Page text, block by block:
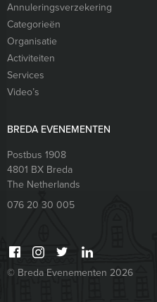
Annuleringsverzekering
Categorieën
Organisatie
Activiteiten
Services
Video’s
BREDA EVENEMENTEN
Postbus 1908
4801 BX Breda
The Netherlands
076 20 30 005
© Breda Evenementen 2026